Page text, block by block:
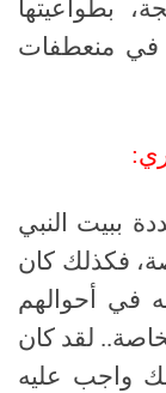
بطواعيتها
في منعطفات
ببيت النبي
فكذلك كان
في أحوالهم
.. لقد كان
واجب عليه